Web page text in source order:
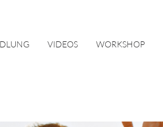
VIDEOS WORKSHOP